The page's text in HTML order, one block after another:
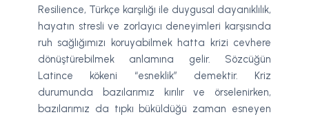
Resilience, Türkçe karşılığı ile duygusal dayanıklılık,
hayatın stresli ve zorlayıcı deneyimleri karşısında
ruh sağlığımızı koruyabilmek hatta krizi cevhere
dönüştürebilmek anlamına gelir. Sözcüğün
Latince kökeni “esneklik” demektir. Kriz
durumunda bazılarımız kırılır ve örselenirken,
bazılarımız da tıpkı büküldüğü zaman esneyen